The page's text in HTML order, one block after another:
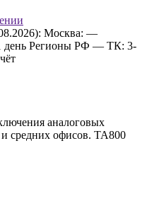
Москва: —
Регионы РФ — ТК: 3-
аналоговых
средних офисов. TA800